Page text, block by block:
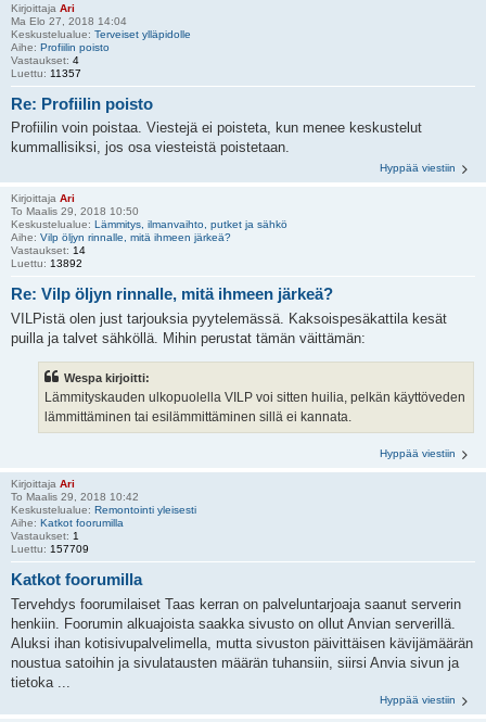
Kirjoittaja Ari
Ma Elo 27, 2018 14:04
Keskustelualue: Terveiset ylläpidolle
Aihe: Profiilin poisto
Vastaukset: 4
Luettu: 11357
Re: Profiilin poisto
Profiilin voin poistaa. Viestejä ei poisteta, kun menee keskustelut
kummallisiksi, jos osa viesteistä poistetaan.
Hyppää viestiin
Kirjoittaja Ari
To Maalis 29, 2018 10:50
Keskustelualue: Lämmitys, ilmanvaihto, putket ja sähkö
Aihe: Vilp öljyn rinnalle, mitä ihmeen järkeä?
Vastaukset: 14
Luettu: 13892
Re: Vilp öljyn rinnalle, mitä ihmeen järkeä?
VILPistä olen just tarjouksia pyytelemässä. Kaksoispesäkattila kesät
puilla ja talvet sähköllä. Mihin perustat tämän väittämän:
Wespa kirjoitti:
Lämmityskauden ulkopuolella VILP voi sitten huilia, pelkän käyttöveden
lämmittäminen tai esilämmittäminen sillä ei kannata.
Hyppää viestiin
Kirjoittaja Ari
To Maalis 29, 2018 10:42
Keskustelualue: Remontointi yleisesti
Aihe: Katkot foorumilla
Vastaukset: 1
Luettu: 157709
Katkot foorumilla
Tervehdys foorumilaiset Taas kerran on palveluntarjoaja saanut serverin
henkiin. Foorumin alkuajoista saakka sivusto on ollut Anvian serverillä.
Aluksi ihan kotisivupalvelimella, mutta sivuston päivittäisen kävijämäärän
noustua satoihin ja sivulatausten määrän tuhansiin, siirsi Anvia sivun ja
tietoka ...
Hyppää viestiin